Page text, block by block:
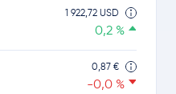
0,2 %
1 922,72 USD
-0,0 %
0,87 €